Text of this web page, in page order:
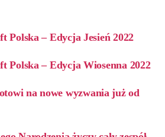
Polska – Edycja Jesień 2022
Polska – Edycja Wiosenna 2022
na nowe wyzwania już od